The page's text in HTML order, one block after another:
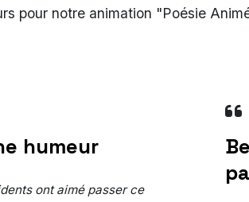
pour notre animation "Poésie
humeur
ont aimé passer ce